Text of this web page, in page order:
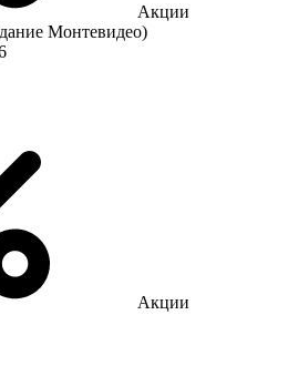
Акции
Монтевидео)
Акции